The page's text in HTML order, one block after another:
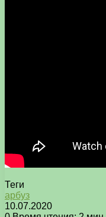
Теги
арбуз
10.07.2020